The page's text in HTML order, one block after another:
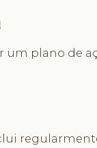
plano de